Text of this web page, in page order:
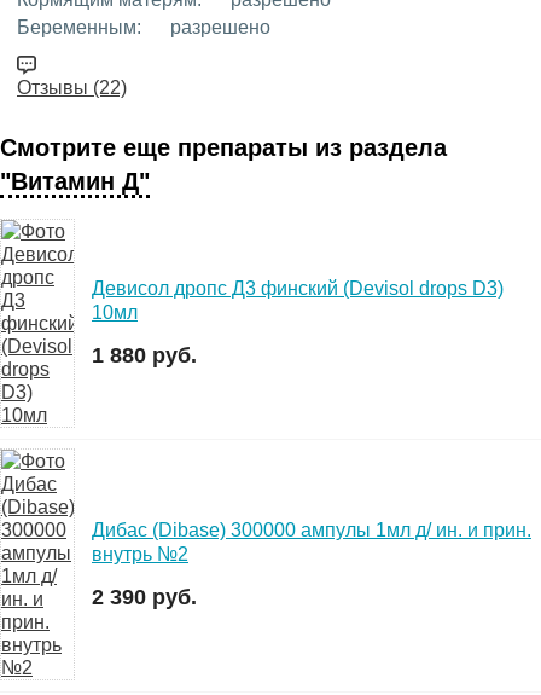
Беременным:
разрешено
Отзывы (22)
Смотрите еще препараты из раздела
"Витамин Д"
Девисол дропс Д3 финский (Devisol drops D3)
10мл
1 880 руб.
Дибас (Dibase) 300000 ампулы 1мл д/ ин. и прин.
внутрь №2
2 390 руб.